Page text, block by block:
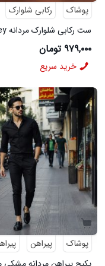
پوشاک
رکابی شلوارک
3996
۹۷۹,۰۰۰ تومان
خرید سریع
پوشاک
پیراهن